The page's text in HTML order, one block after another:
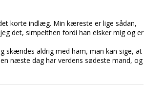
korte indlæg. Min kæreste er lige sådan,
det, simpelthen fordi han elsker mig og er
skændes aldrig med ham, man kan sige, at
næste dag har verdens sødeste mand, og